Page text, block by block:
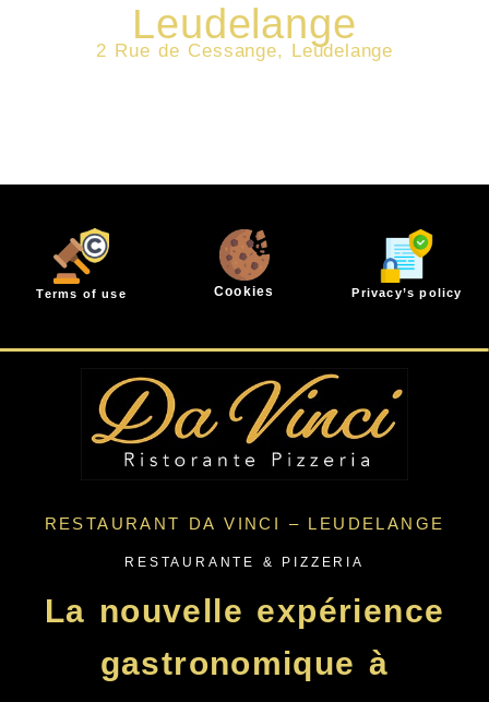
Leudelange
2 Rue de Cessange, Leudelange
Terms of use Cookies Privacy’s policy
RESTAURANT DA VINCI – LEUDELANGE
RESTAURANTE & PIZZERIA
La nouvelle expérience
gastronomique à